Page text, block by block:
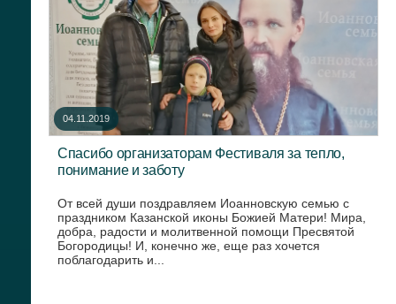
04.11.2019
Спасибо организаторам Фестиваля за тепло,
понимание и заботу
От всей души поздравляем Иоанновскую семью с
праздником Казанской иконы Божией Матери! Мира,
добра, радости и молитвенной помощи Пресвятой
Богородицы! И, конечно же, еще раз хочется
поблагодарить и...